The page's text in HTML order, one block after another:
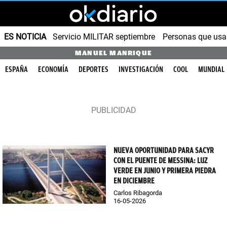
ES NOTICIA Servicio MILITAR septiembre Personas que
MANUEL MANRIQUE
ESPAÑA ECONOMÍA DEPORTES INVESTIGACIÓN COOL MUNDIAL
NUEVA OPORTUNIDAD PARA SACYR
CON EL PUENTE DE MESSINA: LUZ
VERDE EN JUNIO Y PRIMERA PIEDRA
EN DICIEMBRE
Carlos Ribagorda
16-05-2026